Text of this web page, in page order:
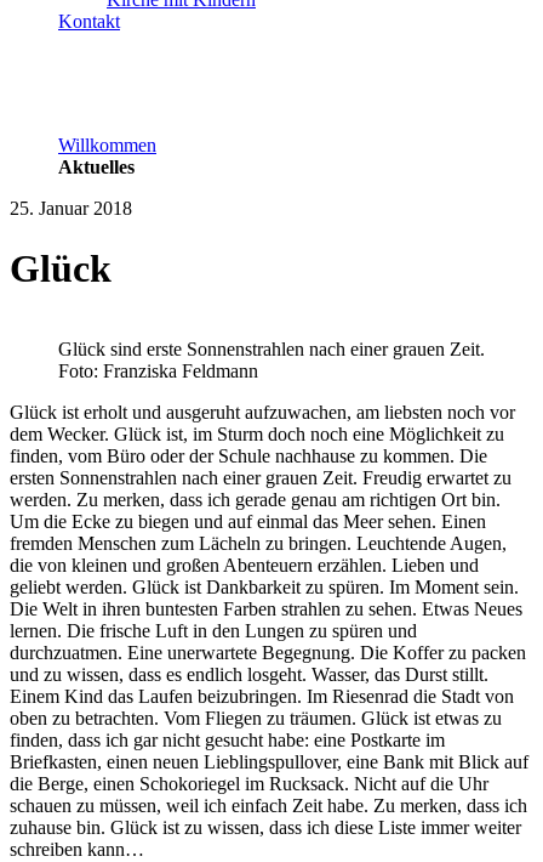
Kontakt
Willkommen
Aktuelles
25. Januar 2018
Glück
Glück sind erste Sonnenstrahlen nach einer grauen Zeit.
Foto: Franziska Feldmann
Glück ist erholt und ausgeruht aufzuwachen, am liebsten noch vor
dem Wecker. Glück ist, im Sturm doch noch eine Möglichkeit zu
finden, vom Büro oder der Schule nachhause zu kommen. Die
ersten Sonnenstrahlen nach einer grauen Zeit. Freudig erwartet zu
werden. Zu merken, dass ich gerade genau am richtigen Ort bin.
Um die Ecke zu biegen und auf einmal das Meer sehen. Einen
fremden Menschen zum Lächeln zu bringen. Leuchtende Augen,
die von kleinen und großen Abenteuern erzählen. Lieben und
geliebt werden. Glück ist Dankbarkeit zu spüren. Im Moment sein.
Die Welt in ihren buntesten Farben strahlen zu sehen. Etwas Neues
lernen. Die frische Luft in den Lungen zu spüren und
durchzuatmen. Eine unerwartete Begegnung. Die Koffer zu packen
und zu wissen, dass es endlich losgeht. Wasser, das Durst stillt.
Einem Kind das Laufen beizubringen. Im Riesenrad die Stadt von
oben zu betrachten. Vom Fliegen zu träumen. Glück ist etwas zu
finden, dass ich gar nicht gesucht habe: eine Postkarte im
Briefkasten, einen neuen Lieblingspullover, eine Bank mit Blick auf
die Berge, einen Schokoriegel im Rucksack. Nicht auf die Uhr
schauen zu müssen, weil ich einfach Zeit habe. Zu merken, dass ich
zuhause bin. Glück ist zu wissen, dass ich diese Liste immer weiter
schreiben kann…